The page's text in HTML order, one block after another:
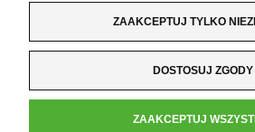
WARUNKI ZAKUPÓW
INFORMACJE O SKLEPIE
ZAAKCEPTUJ TYLKO
DOSTOSUJ ZGODY
ZAAKCEPTUJ